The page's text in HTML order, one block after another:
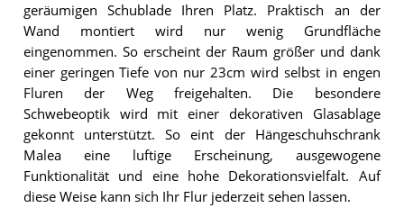
geräumigen Schublade Ihren Platz. Praktisch an der
Wand montiert wird nur wenig Grundfläche
eingenommen. So erscheint der Raum größer und dank
einer geringen Tiefe von nur 23cm wird selbst in engen
Fluren der Weg freigehalten. Die besondere
Schwebeoptik wird mit einer dekorativen Glasablage
gekonnt unterstützt. So eint der Hängeschuhschrank
Malea eine luftige Erscheinung, ausgewogene
Funktionalität und eine hohe Dekorationsvielfalt. Auf
diese Weise kann sich Ihr Flur jederzeit sehen lassen.